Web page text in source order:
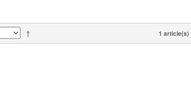
1 article(s)